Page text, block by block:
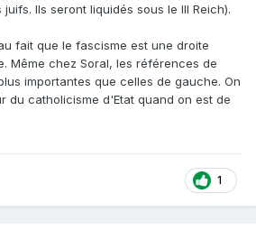
Ils seront liquidés sous le III Reich).
fait que le fascisme est une droite
Même chez Soral, les références de
importantes que celles de gauche. On
du catholicisme d'Etat quand on est de
1